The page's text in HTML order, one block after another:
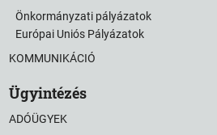
Önkormányzati pályázatok
Európai Uniós Pályázatok
KOMMUNIKÁCIÓ
Ügyintézés
ADÓÜGYEK